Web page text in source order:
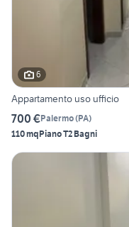
6
Appartamento uso ufficio
700 €Palermo(PA)
110 mqPiano T2 Bagni